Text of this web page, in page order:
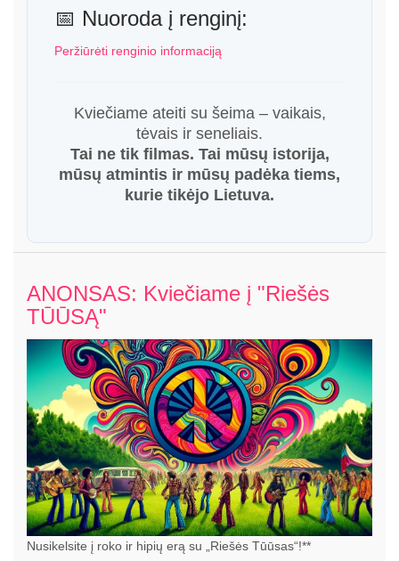
📅 Nuoroda į renginį:
Peržiūrėti renginio informaciją
Kviečiame ateiti su šeima – vaikais,
tėvais ir seneliais.
Tai ne tik filmas. Tai mūsų istorija,
mūsų atmintis ir mūsų padėka tiems,
kurie tikėjo Lietuva.
ANONSAS: Kviečiame į "Riešės
TŪŪSĄ"
Nusikelsite į roko ir hipių erą su „Riešės Tūūsas“!**